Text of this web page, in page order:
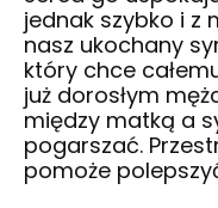
jednak szybko i z
nasz ukochany
który chce
już dorosłym
między matką a
pogarszać.
pomoże